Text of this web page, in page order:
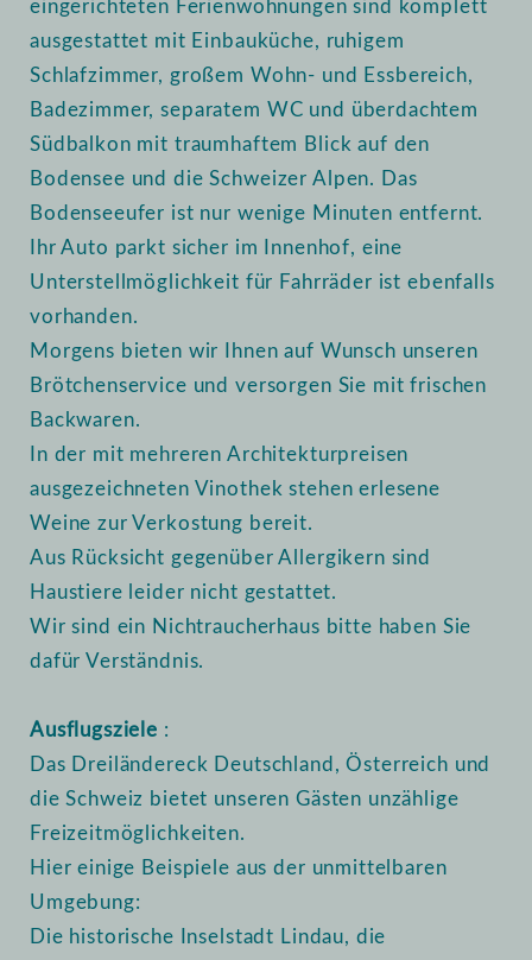
eingerichteten Ferienwohnungen sind komplett
ausgestattet mit Einbauküche, ruhigem
Schlafzimmer, großem Wohn- und Essbereich,
Badezimmer, separatem WC und überdachtem
Südbalkon mit traumhaftem Blick auf den
Bodensee und die Schweizer Alpen. Das
Bodenseeufer ist nur wenige Minuten entfernt.
Ihr Auto parkt sicher im Innenhof, eine
Unterstellmöglichkeit für Fahrräder ist ebenfalls
vorhanden.
Morgens bieten wir Ihnen auf Wunsch unseren
Brötchenservice und versorgen Sie mit frischen
Backwaren.
In der mit mehreren Architekturpreisen
ausgezeichneten Vinothek stehen erlesene
Weine zur Verkostung bereit.
Aus Rücksicht gegenüber Allergikern sind
Haustiere leider nicht gestattet.
Wir sind ein Nichtraucherhaus bitte haben Sie
dafür Verständnis.
Ausflugsziele :
Das Dreiländereck Deutschland, Österreich und
die Schweiz bietet unseren Gästen unzählige
Freizeitmöglichkeiten.
Hier einige Beispiele aus der unmittelbaren
Umgebung:
Die historische Inselstadt Lindau, die